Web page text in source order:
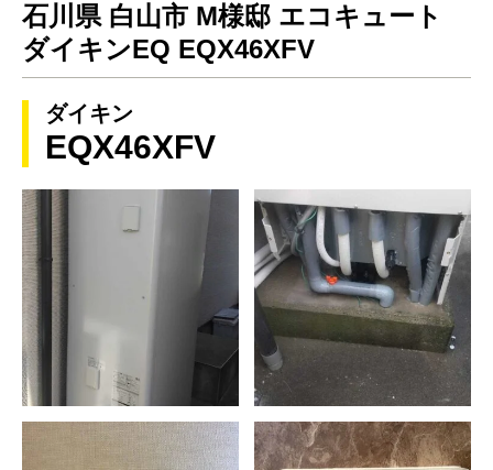
石川県 白山市 M様邸 エコキュート
ダイキンEQ EQX46XFV
ダイキン
EQX46XFV